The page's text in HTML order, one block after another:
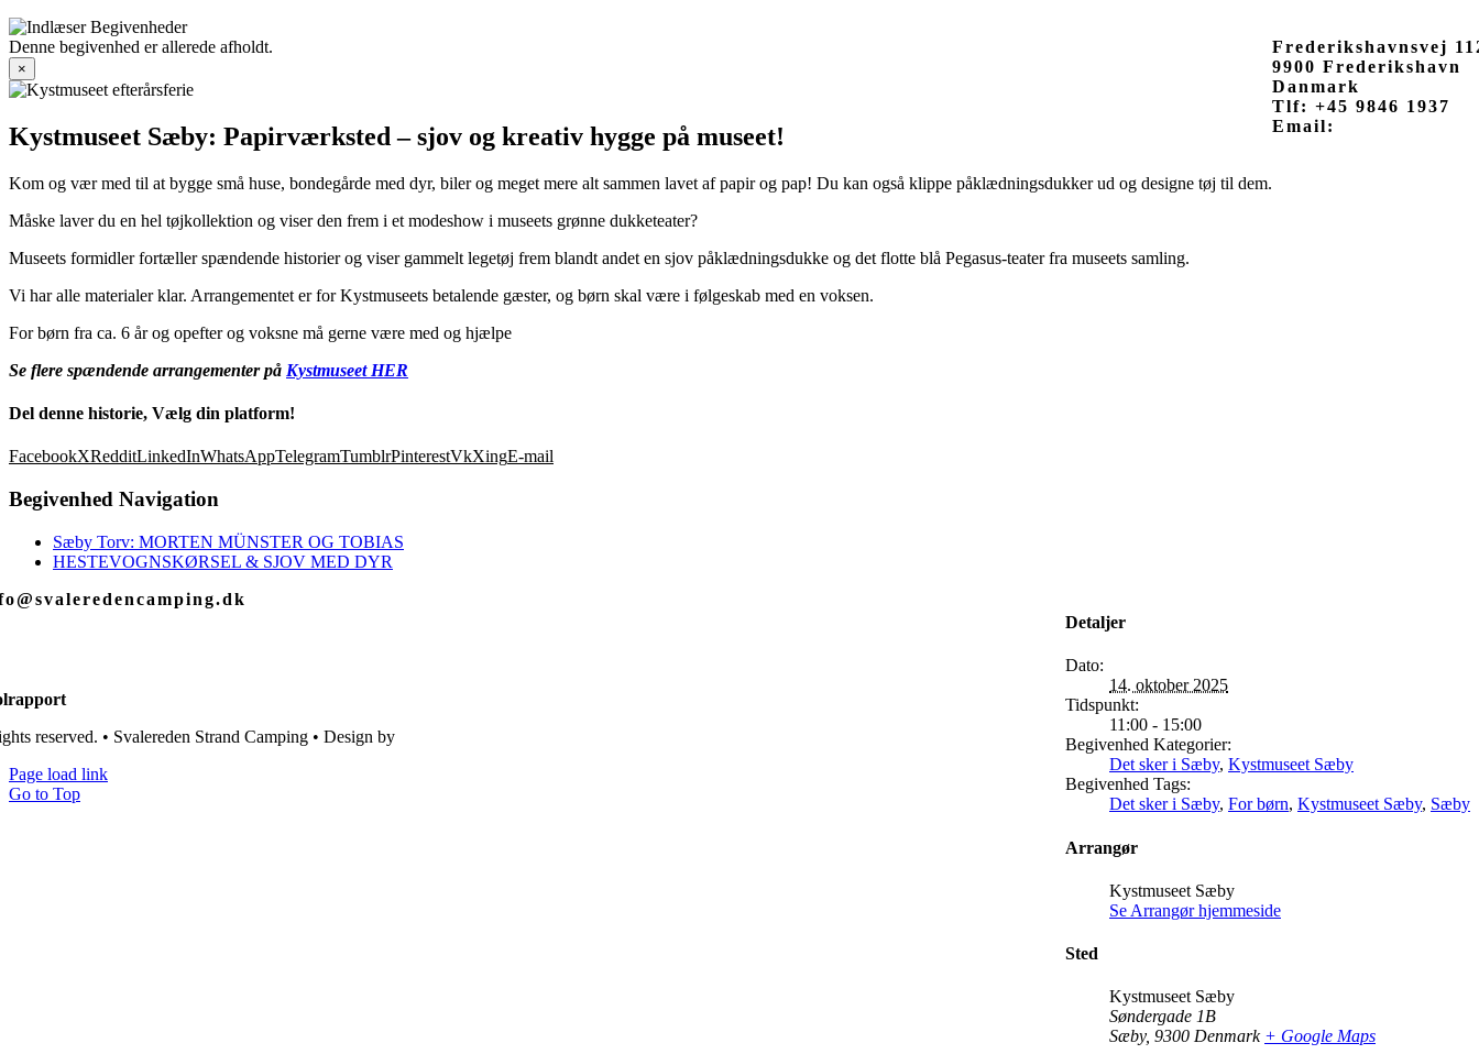
Denne begivenhed er allerede afholdt.
×
Kystmuseet Sæby: Papirværksted – sjov og kreativ hygge på museet!
Kom og vær med til at bygge små huse, bondegårde med dyr, biler og meget mere alt sammen lavet af papir og pap! Du kan også klippe påklædningsdukker ud og designe tøj til dem.
Måske laver du en hel tøjkollektion og viser den frem i et modeshow i museets grønne dukketeater?
Museets formidler fortæller spændende historier og viser gammelt legetøj frem blandt andet en sjov påklædningsdukke og det flotte blå Pegasus-teater fra museets samling.
Vi har alle materialer klar. Arrangementet er for Kystmuseets betalende gæster, og børn skal være i følgeskab med en voksen.
For børn fra ca. 6 år og opefter og voksne må gerne være med og hjælpe
Se flere spændende arrangementer på Kystmuseet HER
Del denne historie, Vælg din platform!
FacebookXRedditLinkedInWhatsAppTelegramTumblrPinterestVkXingE-mail
Begivenhed Navigation
Sæby Torv: MORTEN MÜNSTER OG TOBIAS
HESTEVOGNSKØRSEL & SJOV MED DYR
Detaljer
Dato:
14. oktober 2025
Tidspunkt:
11:00 - 15:00
Begivenhed Kategorier:
Det sker i Sæby, Kystmuseet Sæby
Begivenhed Tags:
Det sker i Sæby, For børn, Kystmuseet Sæby, Sæby
Arrangør
Kystmuseet Sæby
Se Arrangør hjemmeside
Sted
Kystmuseet Sæby
Søndergade 1B
Sæby, 9300 Denmark + Google Maps
Frederikshavnsvej
9900 Frederikshavn
Danmark
Tlf: +45 9846 1937
Email:
reserved. • Svalereden Strand Camping • Design by
Page load link
Go to Top